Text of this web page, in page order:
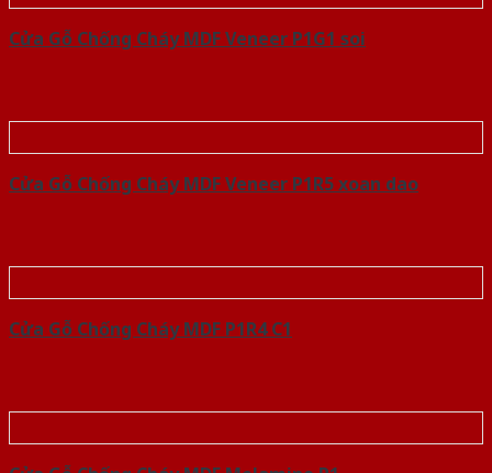
Cửa Gỗ Chống Cháy MDF Veneer P1G1 soi
Cửa Gỗ Chống Cháy MDF Veneer P1R5 xoan dao
Cửa Gỗ Chống Cháy MDF P1R4 C1